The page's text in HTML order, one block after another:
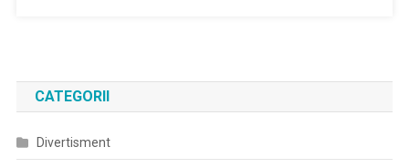
Revoluţiei
Şi
CATEGORII
Divertisment